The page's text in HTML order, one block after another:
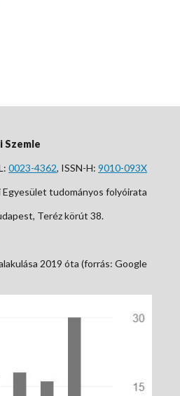
Szemle
0023-4362, ISSN-H: 9010-093X
tudományos folyóirata
Teréz körút 38.
2019 óta (forrás: Google